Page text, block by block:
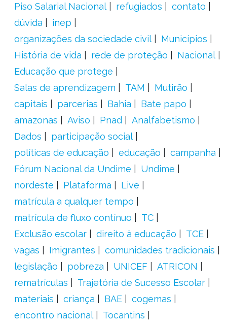
Piso Salarial Nacional refugiados
contato
dúvida
inep
organizações da sociedade civil
Municípios
História de vida
rede de proteção
Nacional
Educação que protege
Salas de aprendizagem
TAM
Mutirão
capitais
parcerias Bahia
Bate papo
amazonas
Aviso Pnad
Analfabetismo
Dados
participação social
políticas de educação
educação
campanha
Fórum Nacional da Undime
Undime
nordeste
Plataforma
Live
matrícula a qualquer tempo
matrícula de fluxo contínuo
TC
Exclusão escolar
direito à educação
TCE
vagas
Imigrantes
comunidades tradicionais
legislação
pobreza UNICEF
ATRICON
rematrículas
Trajetória de Sucesso Escolar
materiais
criança BAE
cogemas
encontro nacional
Tocantins